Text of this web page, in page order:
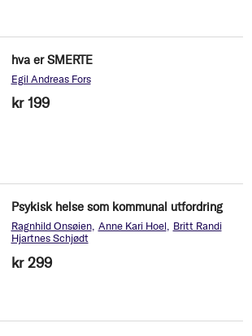
hva er SMERTE
Egil Andreas Fors
kr 199
Psykisk helse som kommunal utfordring
Ragnhild Onsøien Anne Kari Hoel
Britt Randi
Hjartnes Schjødt
kr 299